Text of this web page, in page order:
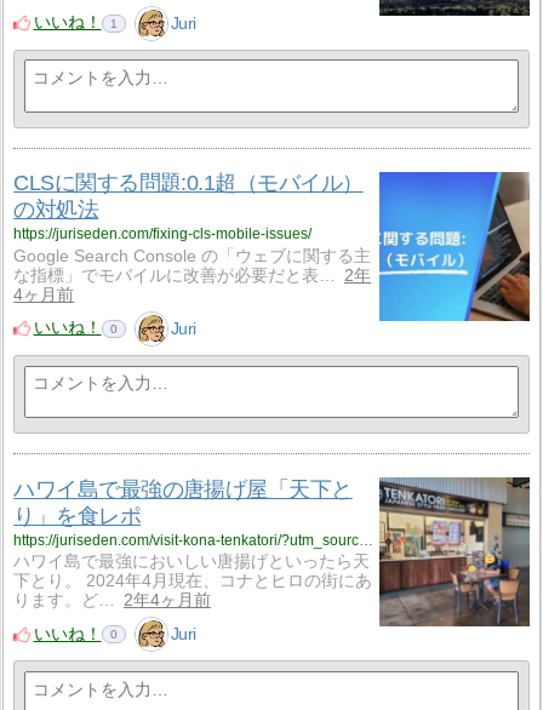
いいね！
1 Juri
CLSに関する問題:0.1超（モバイル）
の対処法
https://juriseden.com/fixing-cls-mobile-issues/
Google Search Console の「ウェブに関する主
な指標」でモバイルに改善が必要だと表…
2年
4ヶ月前
いいね！
0 Juri
ハワイ島で最強の唐揚げ屋「天下と
り」を食レポ
ハワイ島で最強においしい唐揚げといったら天
下とり。 2024年4月現在、コナとヒロの街にあ
ります。ど…
2年4ヶ月前
いいね！
0 Juri